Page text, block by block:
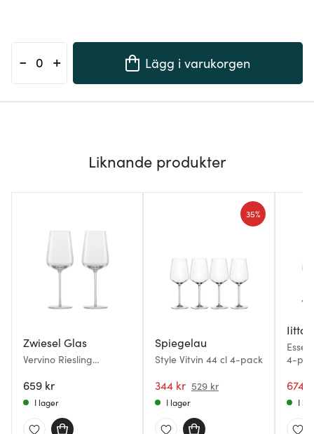
- + Lägg i varukorgen
Liknande produkter
Zwiesel Glas
Vervino Riesling
659 kr
I lager
Spiegelau
Style Vitvin 44 cl 4-pack
344 kr 529 kr
35%
I lager
4-
674
I